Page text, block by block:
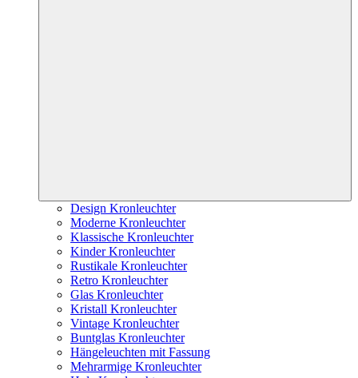
Design Kronleuchter
Moderne Kronleuchter
Klassische Kronleuchter
Kinder Kronleuchter
Rustikale Kronleuchter
Retro Kronleuchter
Glas Kronleuchter
Kristall Kronleuchter
Vintage Kronleuchter
Buntglas Kronleuchter
Hängeleuchten mit Fassung
Mehrarmige Kronleuchter